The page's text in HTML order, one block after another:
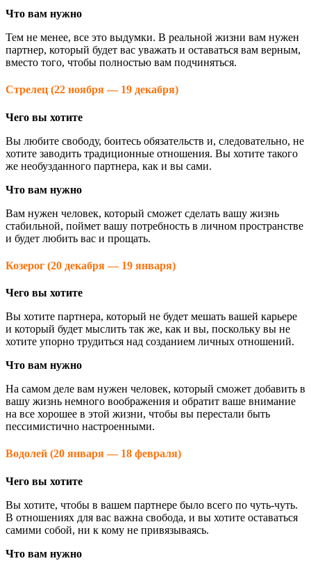
Что вам нужно
Тем не менее, все это выдумки. В реальной жизни вам нужен
партнер, который будет вас уважать и оставаться вам верным,
вместо того, чтобы полностью вам подчиняться.
Стрелец (22 ноября — 19 декабря)
Чего вы хотите
Вы любите свободу, боитесь обязательств и, следовательно, не
хотите заводить традиционные отношения. Вы хотите такого
же необузданного партнера, как и вы сами.
Что вам нужно
Вам нужен человек, который сможет сделать вашу жизнь
стабильной, поймет вашу потребность в личном пространстве
и будет любить вас и прощать.
Козерог (20 декабря — 19 января)
Чего вы хотите
Вы хотите партнера, который не будет мешать вашей карьере
и который будет мыслить так же, как и вы, поскольку вы не
хотите упорно трудиться над созданием личных отношений.
Что вам нужно
На самом деле вам нужен человек, который сможет добавить в
вашу жизнь немного воображения и обратит ваше внимание
на все хорошее в этой жизни, чтобы вы перестали быть
пессимистично настроенными.
Водолей (20 января — 18 февраля)
Чего вы хотите
Вы хотите, чтобы в вашем партнере было всего по чуть-чуть.
В отношениях для вас важна свобода, и вы хотите оставаться
самими собой, ни к кому не привязываясь.
Что вам нужно